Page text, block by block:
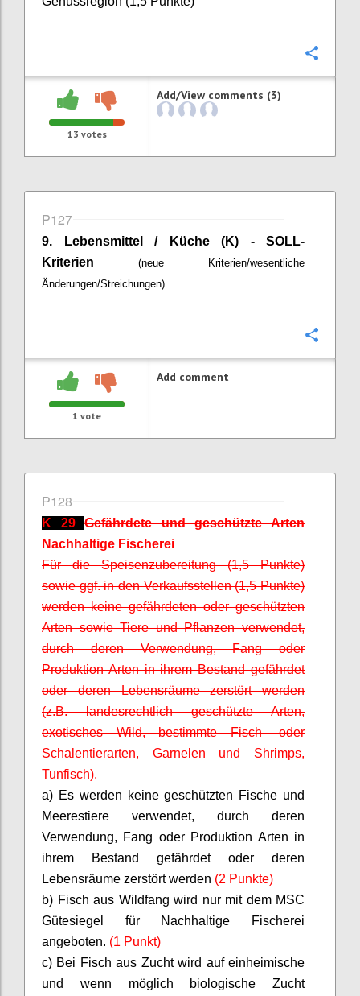
13 votes
Add/View comments (3)
P127
9. Lebensmittel / Küche (K) - SOLL-
Kriterien (neue Kriterien/wesentliche
Änderungen/Streichungen)
1 vote
Add comment
P128
K 29Gefährdete und geschützte Arten
Nachhaltige Fischerei
Für die Speisenzubereitung (1,5 Punkte)
sowie ggf. in den Verkaufsstellen (1,5 Punkte)
werden keine gefährdeten oder geschützten
Arten sowie Tiere und Pflanzen verwendet,
durch deren Verwendung, Fang oder
Produktion Arten in ihrem Bestand gefährdet
oder deren Lebensräume zerstört werden
(z.B. landesrechtlich geschützte Arten,
exotisches Wild, bestimmte Fisch- oder
Schalentierarten, Garnelen und Shrimps,
Tunfisch).
a) Es werden keine geschützten Fische und
Meerestiere verwendet, durch deren
Verwendung, Fang oder Produktion Arten in
ihrem Bestand gefährdet oder deren
Lebensräume zerstört werden (2 Punkte)
b) Fisch aus Wildfang wird nur mit dem MSC
Gütesiegel für Nachhaltige Fischerei
angeboten. (1 Punkt)
c) Bei Fisch aus Zucht wird auf einheimische
und wenn möglich biologische Zucht